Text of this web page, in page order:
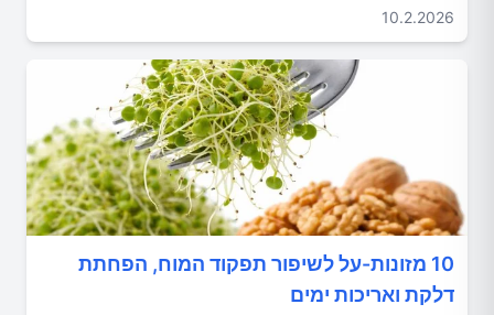
10.2.2026
10 מזונות-על לשיפור תפקוד המוח, הפחתת
דלקת ואריכות ימים